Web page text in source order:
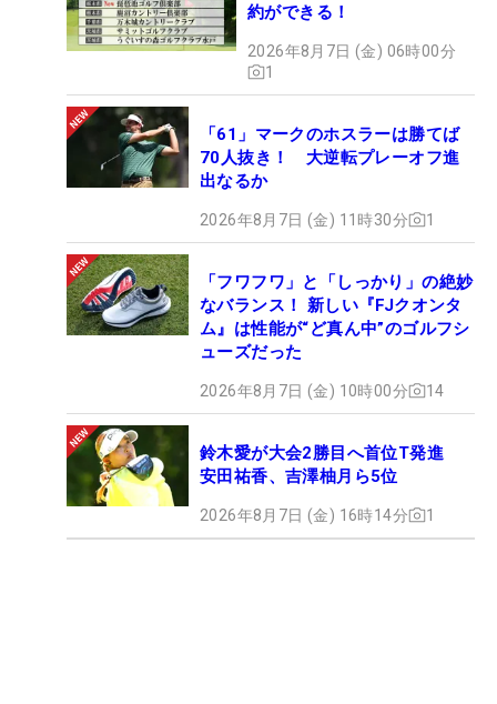
約ができる！
2026年8月7日 (金) 06時00分
1
「61」マークのホスラーは勝てば
70人抜き！ 大逆転プレーオフ進
出なるか
2026年8月7日 (金) 11時30分 1
「フワフワ」と「しっかり」の絶妙
なバランス！ 新しい『FJクオンタ
ム』は性能が“ど真ん中”のゴルフシ
ューズだった
2026年8月7日 (金) 10時00分 14
鈴木愛が大会2勝目へ首位T発進
安田祐香、吉澤柚月ら5位
2026年8月7日 (金) 16時14分 1